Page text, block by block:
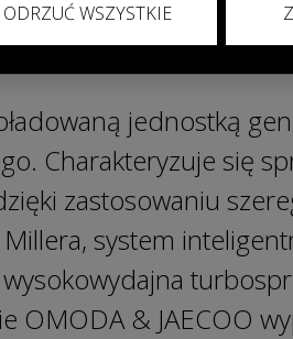
jednostką
Charakteryzuje się
zastosowaniu
system
OMODA & JAECOO
ODRZUĆ WSZYSTKIE